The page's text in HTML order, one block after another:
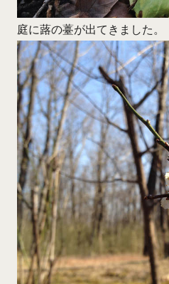
庭に蕗の薹が出てきました。